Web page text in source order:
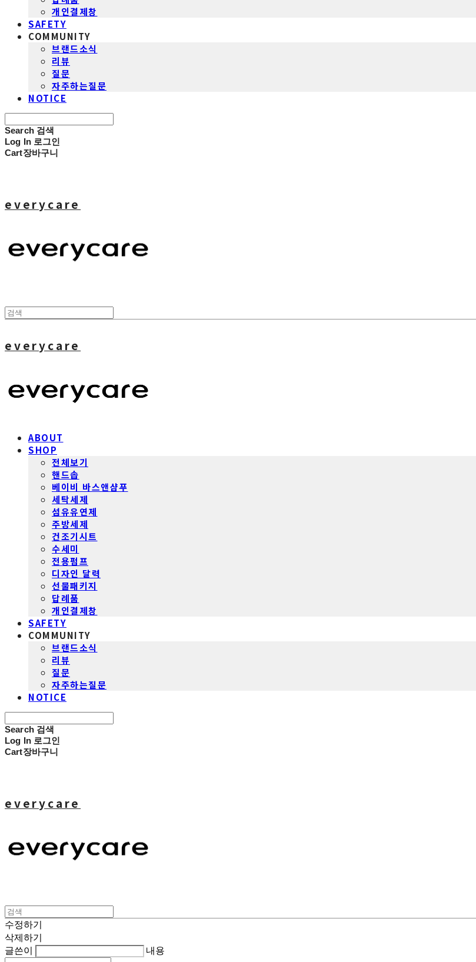
개인결제창
SAFETY
COMMUNITY
브랜드소식
리뷰
질문
자주하는질문
NOTICE
Search 검색
Log In 로그인
Cart장바구니
everycare
everycare
ABOUT
SHOP
전체보기
핸드솝
베이비 바스앤샴푸
세탁세제
섬유유연제
주방세제
건조기시트
수세미
전용펌프
디자인 달력
선물패키지
답례품
개인결제창
SAFETY
COMMUNITY
브랜드소식
리뷰
질문
자주하는질문
NOTICE
Search 검색
Log In 로그인
Cart장바구니
everycare
수정하기
삭제하기
글쓴이
내용